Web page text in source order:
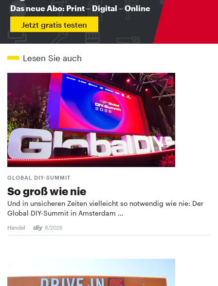
Das neue Abo: Print – Digital – Online
Jetzt gratis testen
Lesen Sie auch
GLOBAL DIY-SUMMIT
So groß wie nie
Und in unsicheren Zeiten vielleicht so notwendig wie nie: Der
Global DIY-Summit in Amsterdam …
Handel 8/2026